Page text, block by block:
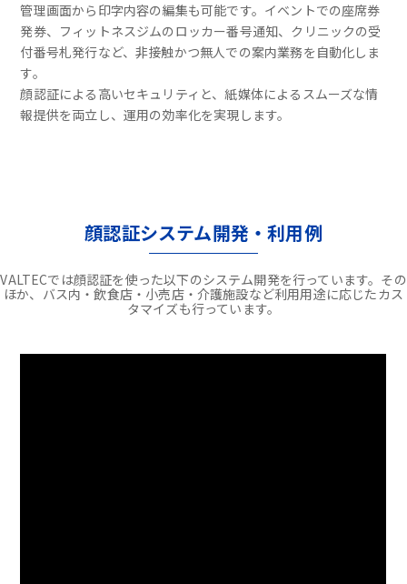
管理画面から印字内容の編集も可能です。イベントでの座席券
発券、フィットネスジムのロッカー番号通知、クリニックの受
付番号札発行など、非接触かつ無人での案内業務を自動化しま
す。
顔認証による高いセキュリティと、紙媒体によるスムーズな情
報提供を両立し、運用の効率化を実現します。
顔認証システム開発・利用例
VALTECでは顔認証を使った以下のシステム開発を行っています。その
ほか、バス内・飲食店・小売店・介護施設など利用用途に応じたカス
タマイズも行っています。